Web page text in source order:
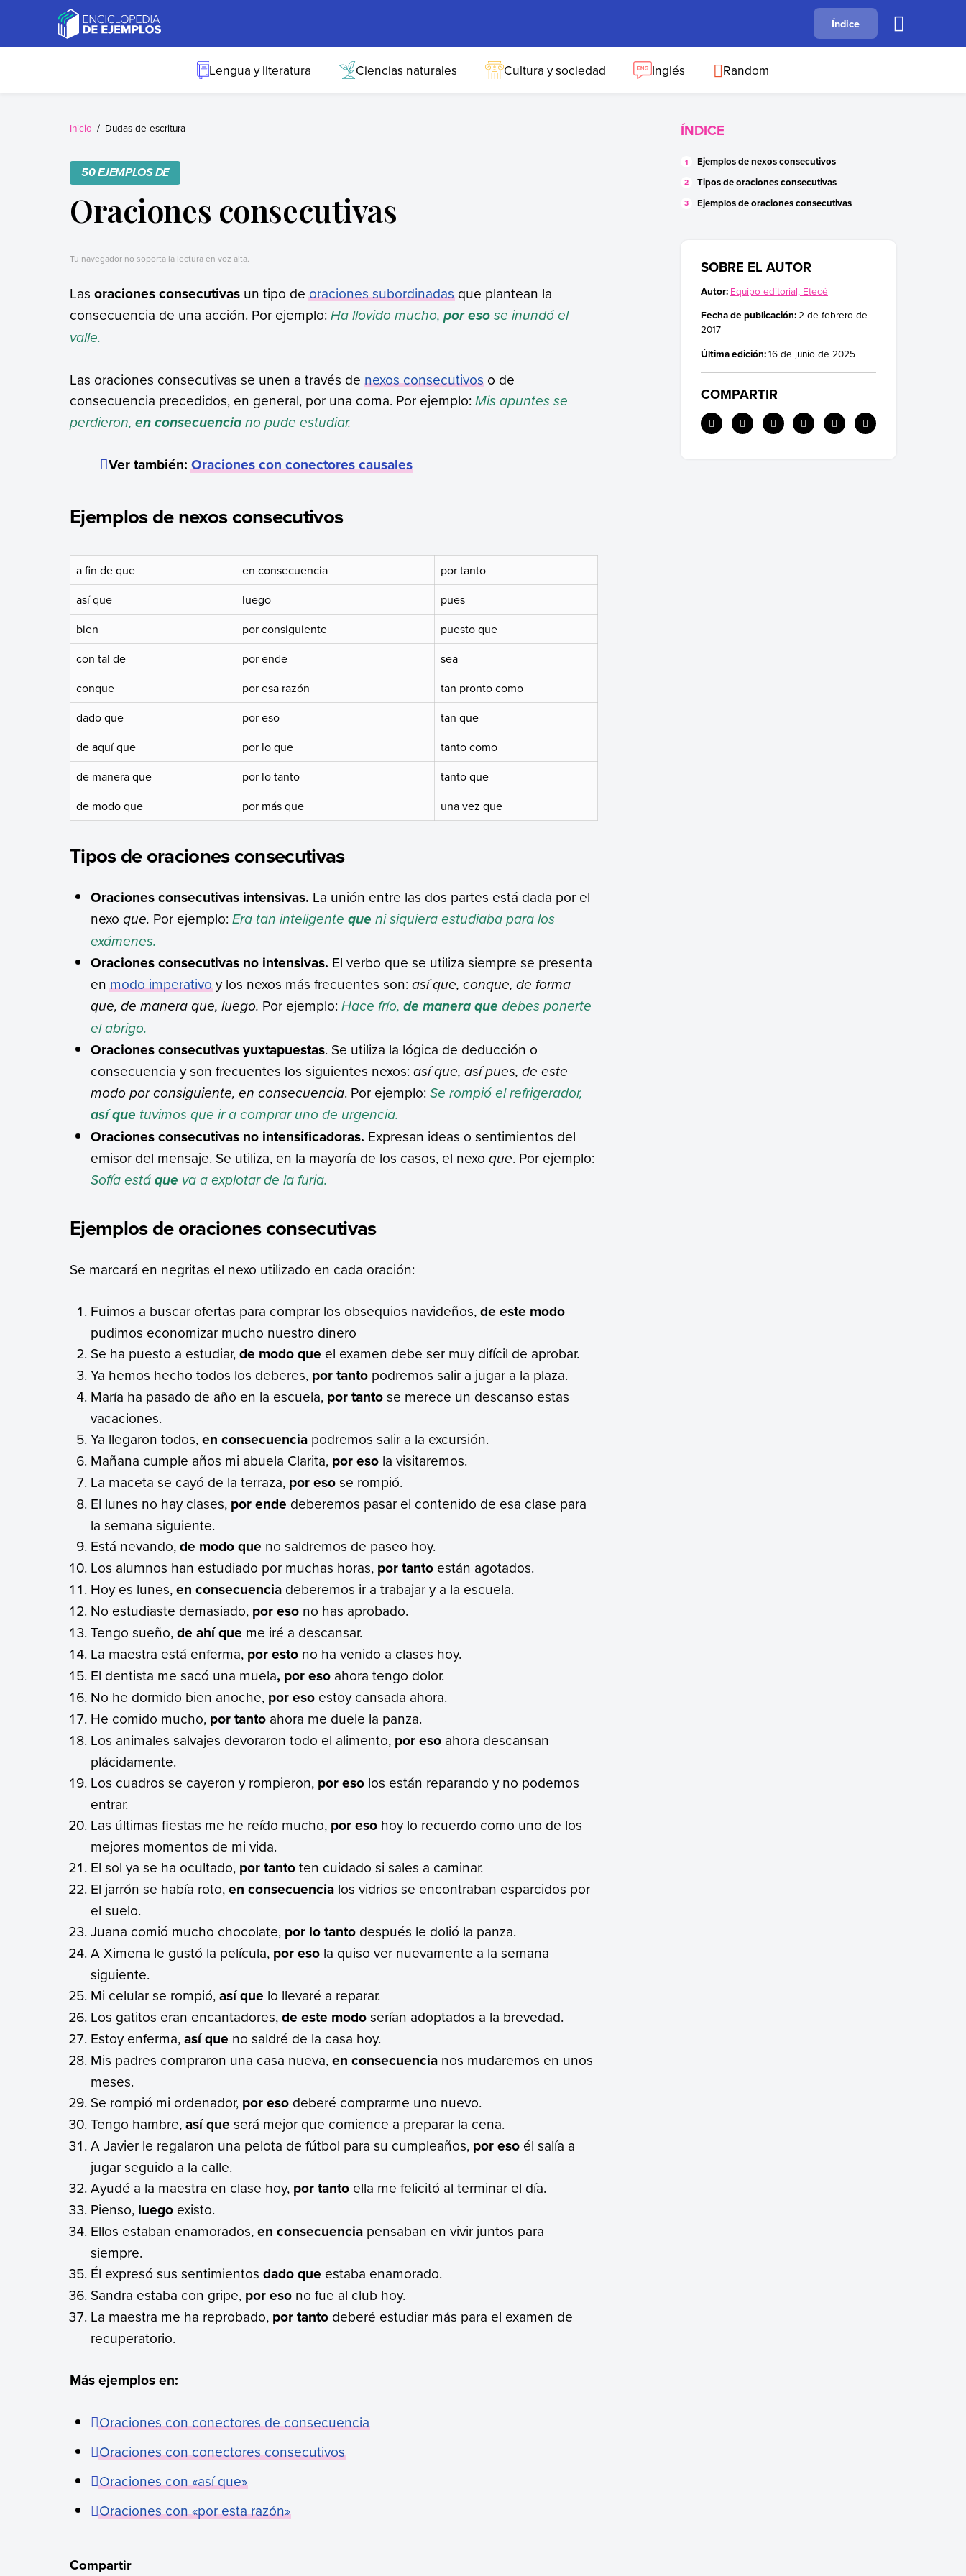
Ejemplos
Necesitas ejemplos.
B C F
Índice
Lengua y literatura Ciencias naturales Cultura y sociedad Inglés Random
Inicio Dudas de escritura
50 EJEMPLOS DE
Oraciones consecutivas
Tu navegador no soporta la lectura en voz alta.
Las oraciones consecutivasun tipo deoraciones subordinadasque plantean la
consecuencia de una acción. Por ejemplo: Ha llovido mucho, por eso se inundó el
valle.
Las oraciones consecutivas se unen a través denexos consecutivoso de
consecuencia precedidos, en general, por una coma. Por ejemplo: Mis apuntes se
perdieron, en consecuenciano pude estudiar.
Ver también:Oraciones con conectores causales
Ejemplos de nexos consecutivos
a fin de que en consecuencia
por tanto
así que
luego
pues
bien
por consiguiente
puesto que
con tal de
por ende
sea
conque
por esa razón
tan pronto como
dado que
por eso
tan que
de aquí que
por lo que
tanto como
de manera que
por lo tanto
tanto que
de modo que
por más que una vez que
Tipos de oraciones consecutivas
Oraciones consecutivas intensivas. La unión entre las dos partes está dada por el
nexoque. Por ejemplo:Era tan inteligenteque ni siquiera estudiaba para los
exámenes.
Oraciones consecutivas no intensivas. El verbo que se utiliza siempre se presenta
enmodo imperativoy los nexos más frecuentes son:así que, conque, de forma
que, de manera que, luego. Por ejemplo:Hace frío,de manera que debes ponerte
el abrigo.
Oraciones consecutivas yuxtapuestas. Se utiliza la lógica de deducción o
consecuencia y son frecuentes los siguientes nexos: así que, así pues, de este
modo por consiguiente, en consecuencia. Por ejemplo:Se rompió el refrigerador,
así que tuvimos que ir a comprar uno de urgencia.
Oraciones consecutivas no intensificadoras. Expresan ideas o sentimientos del
emisor del mensaje. Se utiliza, en la mayoría de los casos, el nexoque. Por ejemplo:
Sofía estáque va a explotar de la furia.
Ejemplos de oraciones consecutivas
Se marcará en negritas el nexo utilizado en cada oración:
Fuimos a buscar ofertas para comprar los obsequios navideños,de este modo
pudimos economizar mucho nuestro dinero
Se ha puesto a estudiar,de modo que el examen debe ser muy difícil de aprobar.
Ya hemos hecho todos los deberes, por tanto podremos salir a jugar a la plaza.
María ha pasado de año en la escuela, por tantose merece un descanso estas
vacaciones.
Ya llegaron todos,en consecuencia podremos salir a la excursión.
Mañana cumple años mi abuela Clarita, por eso la visitaremos.
La maceta se cayó de la terraza, por esose rompió.
El lunes no hay clases, por ende deberemos pasar el contenido de esa clase para
la semana siguiente.
Está nevando,de modo que no saldremos de paseo hoy.
Los alumnos han estudiado por muchas horas, por tanto están agotados.
Hoy es lunes,en consecuencia deberemos ir a trabajar y a la escuela.
No estudiaste demasiado, por eso no has aprobado.
Tengo sueño,de ahí que me iré a descansar.
La maestra está enferma, por esto no ha venido a clases hoy.
El dentista me sacó una muela, por eso ahora tengo dolor.
No he dormido bien anoche, por eso estoy cansada ahora.
He comido mucho, por tanto ahora me duele la panza.
Los animales salvajes devoraron todo el alimento, por eso ahora descansan
plácidamente.
Los cuadros se cayeron y rompieron, por eso los están reparando y no podemos
entrar.
Las últimas fiestas me he reído mucho, por eso hoy lo recuerdo como uno de los
mejores momentos de mi vida.
El sol ya se ha ocultado, por tantoten cuidado si sales a caminar.
El jarrón se había roto,en consecuencia los vidrios se encontraban esparcidos por
el suelo.
Juana comió mucho chocolate, por lo tanto después le dolió la panza.
A Ximena le gustó la película, por eso la quiso ver nuevamente a la semana
siguiente.
Mi celular se rompió,así que lo llevaré a reparar.
Los gatitos eran encantadores,de este modoserían adoptados a la brevedad.
Estoy enferma,así que no saldré de la casa hoy.
Mis padres compraron una casa nueva,en consecuencia nos mudaremos en unos
meses.
Se rompió mi ordenador, por eso deberé comprarme uno nuevo.
Tengo hambre,así que será mejor que comience a preparar la cena.
A Javier le regalaron una pelota de fútbol para su cumpleaños, por eso él salía a
jugar seguido a la calle.
Ayudé a la maestra en clase hoy, por tanto ella me felicitó al terminar el día.
Pienso, luego existo.
Ellos estaban enamorados,en consecuencia pensaban en vivir juntos para
siempre.
Él expresó sus sentimientosdado que estaba enamorado.
Sandra estaba con gripe, por eso no fue al club hoy.
La maestra me ha reprobado, por tanto deberé estudiar más para el examen de
recuperatorio.
Más ejemplos en:
Oraciones con conectores de consecuencia
Oraciones con conectores consecutivos
Oraciones con «así que»
Oraciones con «por esta razón»
Compartir
ÍNDICE
Ejemplos de nexos consecutivos
Tipos de oraciones consecutivas
Ejemplos de oraciones consecutivas
SOBRE EL AUTOR
Autor: Equipo editorial, Etecé
Fecha de publicación:2 de febrero de
2017
Última edición:16 de junio de 2025
COMPARTIR